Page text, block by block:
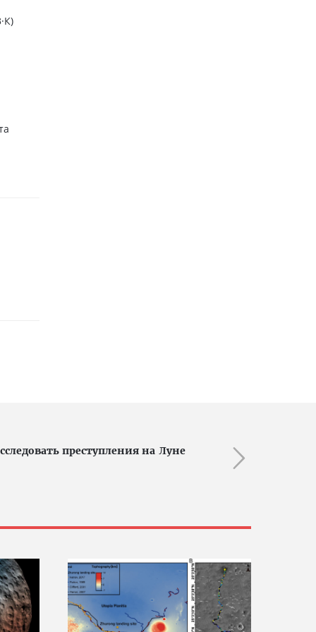
преступления на Луне